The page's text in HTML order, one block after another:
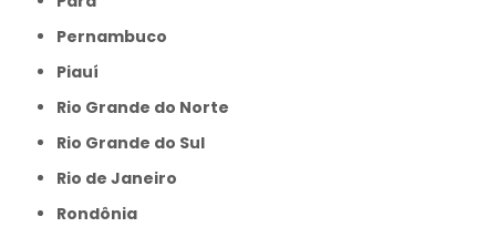
Pernambuco
Piauí
Rio Grande do Norte
Rio Grande do Sul
Rio de Janeiro
Rondônia